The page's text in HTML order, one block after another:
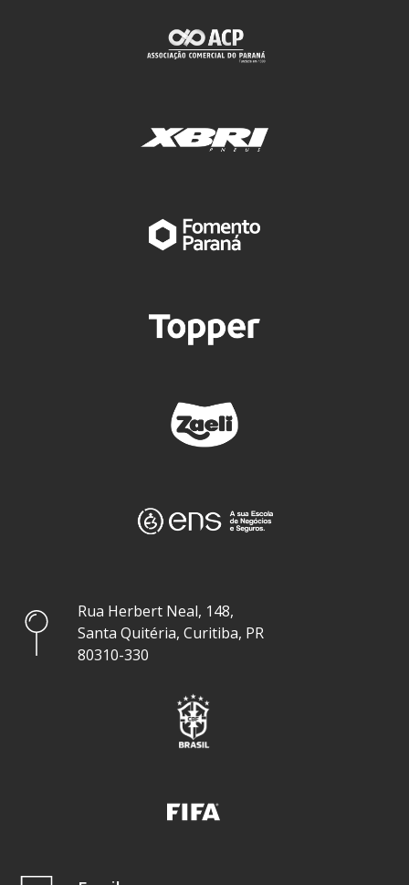
Rua Herbert Neal, 148,
Santa Quitéria, Curitiba, PR
80310-330